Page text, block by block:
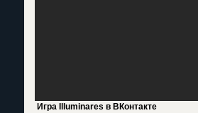
Игра Illuminares в ВКонтакте